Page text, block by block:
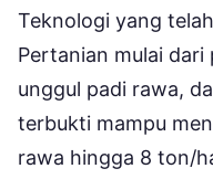
Teknologi yang
Pertanian mulai dari
unggul padi rawa,
terbukti mampu
rawa hingga 8 ton/